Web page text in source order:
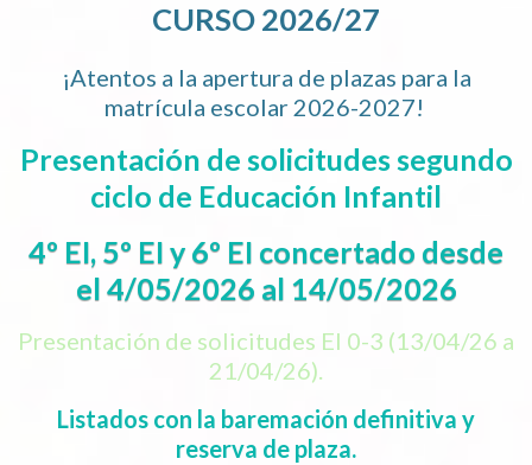
CURSO 2026/27
¡Atentos a la apertura de plazas para la
matrícula escolar 2026-2027!
Presentación de solicitudes segundo
ciclo de Educación Infantil
4º EI, 5º EI y 6º EI concertado desde
el 4/05/2026 al 14/05/2026
Presentación de solicitudes EI 0-3 (13/04/26 a
21/04/26).
Listados con la baremación definitiva y
reserva de plaza.